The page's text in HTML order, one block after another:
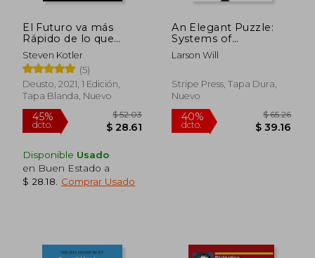
El Futuro va más
Rápido de lo que
Crees: Cómo la
Convergencia
Tecnológica Está
Transformando las
Empresas, la
Vidas
Steven Kotler
(5)
Deusto, 2021, 1 Edición,
Tapa Blanda, Nuevo
Disponible Usado
en Buen Estado a
$ 28.18
Comprar Usado
An Elegant Puzzle:
Systems of
Engineering
Management (en
Larson Will
Stripe Press, Tapa Dura,
Nuevo